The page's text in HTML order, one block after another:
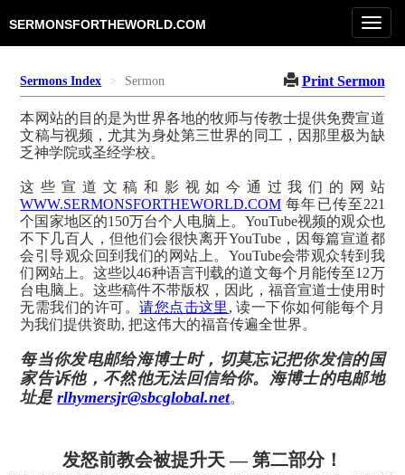
SERMONSFORTHEWORLD.COM
Sermons Index Sermon Print Sermon
本网站的目的是为世界各地的牧师与传教士提供免费宣道
文稿与视频，尤其为身处第三世界的同工，因那里极为缺
乏神学院或圣经学校。
这些宣道文稿和影视如今通过我们的网站
WWW.SERMONSFORTHEWORLD.COM 每年已传至221
个国家地区的150万台个人电脑上。YouTube视频的观众也
不下几百人，但他们会很快离开YouTube，因每篇宣道都
会引导观众回到我们的网站上。YouTube会带观众转到我
们网站上。这些以46种语言刊载的道文每个月能传至12万
台电脑上。这些稿件不带版权，因此，福音宣道士使用时
无需我们的许可。请您点击这里 , 读一下你如何能每个月
为我们提供资助, 把这伟大的福音传遍全世界。
每当你发电邮给海博士时，切莫忘记把你发信的国
家告诉他，不然他无法回信给你。海博士的电邮地
址是rlhymersjr@sbcglobal.net。
发怒前教会被提升天 — 第二部分！